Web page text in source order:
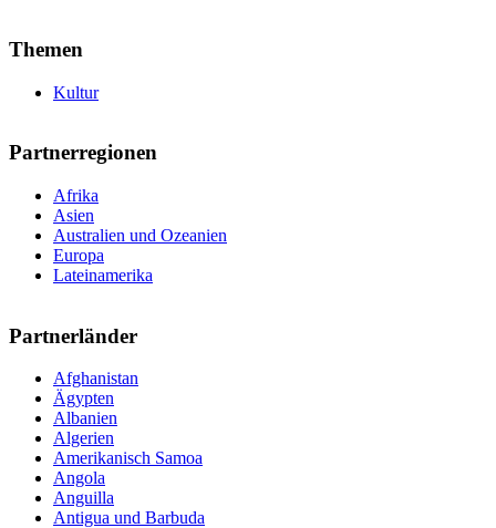
Themen
Kultur
Partnerregionen
Afrika
Asien
Australien und Ozeanien
Europa
Lateinamerika
Partnerländer
Afghanistan
Ägypten
Albanien
Algerien
Amerikanisch Samoa
Angola
Anguilla
Antigua und Barbuda